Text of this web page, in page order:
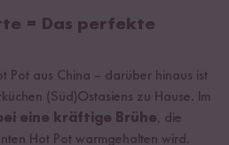
= Das perfekte
Pot aus China – darüber hinaus ist
(Süd)Ostasiens zu Hause. Im
eine kräftige Brühe, die
Hot Pot warmgehalten wird.